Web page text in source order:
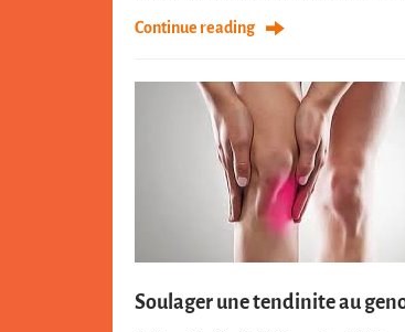
Continue reading
Soulager une tendinite au